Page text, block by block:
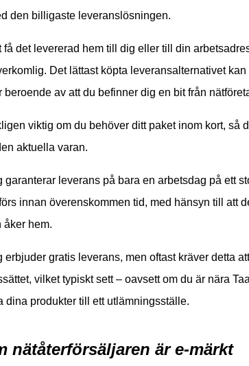
den billigaste leveranslösningen.
få det levererad hem till dig eller till din
Det lättast köpta leveransalternativet
av att du befinner dig en bit från
viktig om du behöver ditt paket inom kort, så
aktuella varan.
garanterar leverans på bara en arbetsdag på ett
innan överenskommen tid, med hänsyn till att
åker hem.
erbjuder gratis leverans, men oftast kräver detta
vilket typiskt sett – oavsett om du är nära
dina produkter till ett utlämningsställe.
nätåterförsäljaren är e-märkt